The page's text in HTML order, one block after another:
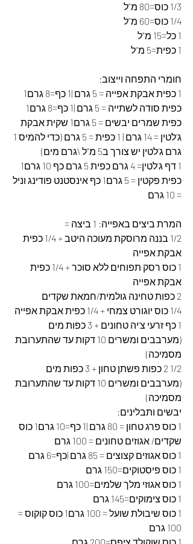
1/3 כוס=80 מ"ל
1/4 כוס=60 מ"ל
1 כל=15 מ"ל
1 כפית=5 מ"ל
חומרי התפחה וייצוב:
כפית שמרים יבשים = 5 גרם1 שקית אבקת
גרם ג'לטין יש צורך ב5 מ"ל \גרם מים)
כפית פקטין = 5 גרם1 כף אינסטנט פודינג וניל
= 10 גרם
המרת ביצים באפייה: 1 ביצה =
1/2 בננה מרוסקת מעוכה היטב + 1/4 כפית
אבקת אפייה
1 כוס רסק תפוחים ללא סוכר + 1/4 כפית
אבקת אפייה
2 כפות טחינה גולמית/חמאת שקדים
1/4 כוס יוגורט צמחי + 1/4 כפית אבקת אפייה
1 כף זרעי צ'יה טחונים + 3 כפות מים
(מערבבים ומשרים 10 דקות עד שהתערובת
מסמיכה)
1/2 2 כפות פשתן טחון + 3 כפות מים
(מערבבים ומשרים 10 דקות עד שהתערובת
מסמיכה)
יבשים ותבלינים:
1 כוס פרג טחון = 80 גרם |1 כף=10 גרם1 כוס
שקדים/ אגוזים טחונים = 100 גרם
1 כוס אגוזים קצוצים = 85 גרם |כף=6 גרם
1 כוס פיסטוקים=150 גרם
1 כוס אגוזי מלך שלמים=100 גרם
1 כוס צימוקים=145 גרם
1 כוס שיבולת שועל = 100 גרם1 כוס קוקוס =
100 גרם